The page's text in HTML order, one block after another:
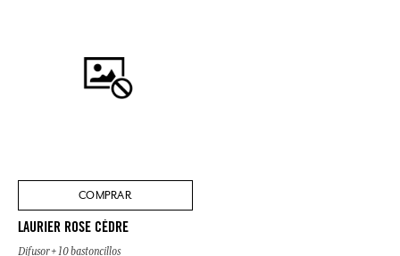
COMPRAR
LAURIER ROSE CÈDRE
Difusor + 10 bastoncillos